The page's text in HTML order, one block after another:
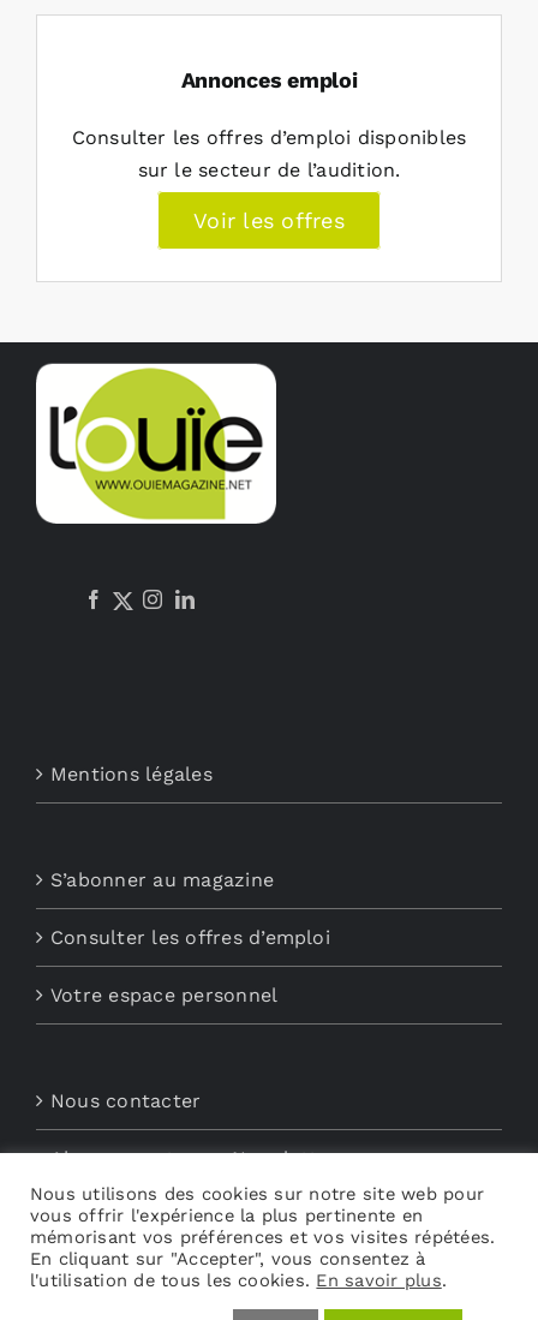
Annonces emploi
Consulter les offres d’emploi disponibles
sur le secteur de l’audition.
Voir les offres
Mentions légales
S’abonner au magazine
Consulter les offres d’emploi
Votre espace personnel
Nous contacter
Abonnements aux Newsletters
Découvrez My Audio
Nous utilisons des cookies sur notre site web pour
vous offrir l'expérience la plus pertinente en
mémorisant vos préférences et vos visites répétées.
En cliquant sur "Accepter", vous consentez à
l'utilisation de tous les cookies. En savoir plus.